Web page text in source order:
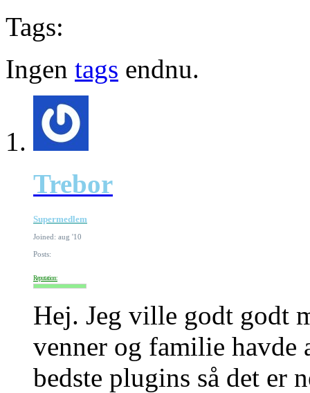
Tags:
Ingen tags endnu.
Trebor
Supermedlem
Joined: aug '10
Posts:
Reputation:
Hej. Jeg ville godt godt
venner og familie havde
bedste plugins så det er